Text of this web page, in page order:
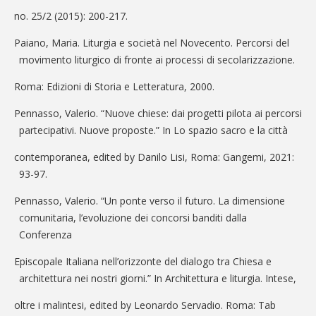
no. 25/2 (2015): 200-217.
Paiano, Maria. Liturgia e società nel Novecento. Percorsi del
movimento liturgico di fronte ai processi di secolarizzazione.
Roma: Edizioni di Storia e Letteratura, 2000.
Pennasso, Valerio. “Nuove chiese: dai progetti pilota ai percorsi
partecipativi. Nuove proposte.” In Lo spazio sacro e la città
contemporanea, edited by Danilo Lisi, Roma: Gangemi, 2021:
93-97.
Pennasso, Valerio. “Un ponte verso il futuro. La dimensione
comunitaria, l’evoluzione dei concorsi banditi dalla
Conferenza
Episcopale Italiana nell’orizzonte del dialogo tra Chiesa e
architettura nei nostri giorni.” In Architettura e liturgia. Intese,
oltre i malintesi, edited by Leonardo Servadio. Roma: Tab